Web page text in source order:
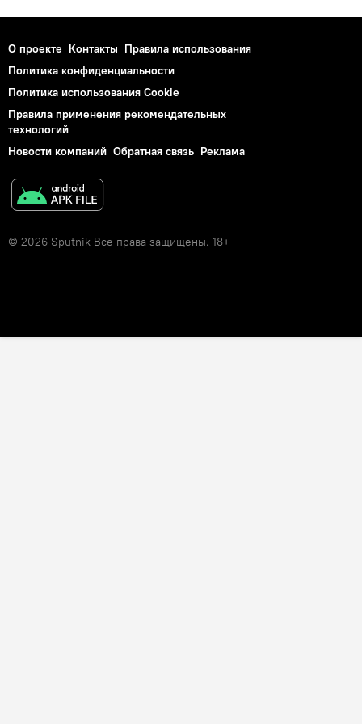
О проекте Контакты Правила использования
Политика конфиденциальности
Политика использования Cookie
Правила применения рекомендательных
технологий
Новости компаний Обратная связь Реклама
© 2026 Sputnik Все права защищены. 18+